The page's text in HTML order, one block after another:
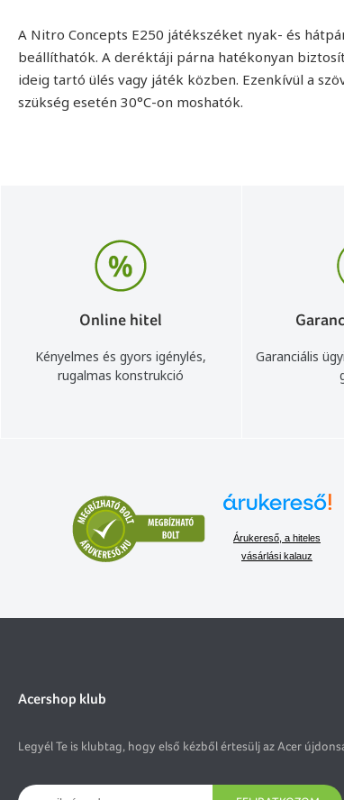
A Nitro Concepts E250 játékszéket nyak- és
beállíthatók. A deréktáji párna hatékonyan
ideig tartó ülés vagy játék közben. Ezenkívül a
szükség esetén 30°C-on moshatók.
Online hitel
Kényelmes és gyors igénylés,
rugalmas konstrukció
Garanciális
Árukereső, a hiteles
vásárlási kalauz
Acershop klub
Legyél Te is klubtag, hogy első kézből értesülj az Acer